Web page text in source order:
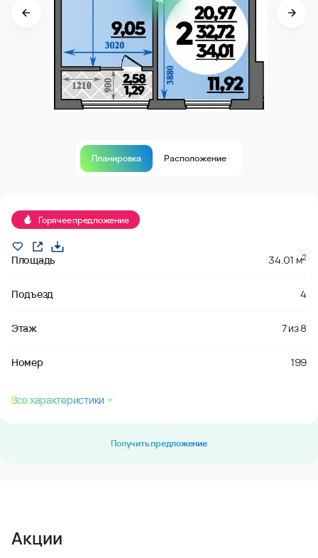
Планировка Расположение
Горячее предложение
Площадь 34.01 м2
Подъезд 4
Этаж 7из8
Номер 199
Все характеристики
Получить предложение
Акции